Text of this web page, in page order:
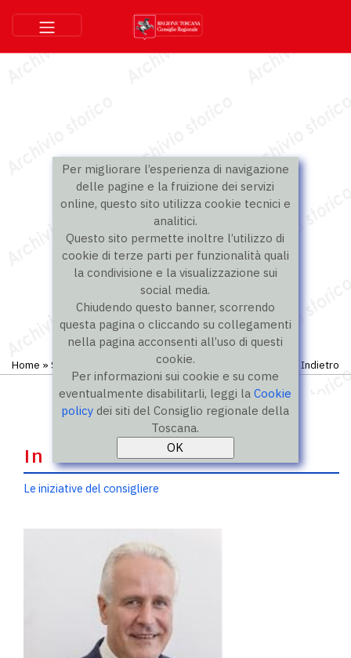
Per migliorare l’esperienza di navigazione
delle pagine e la fruizione dei servizi
online, questo sito utilizza cookie tecnici e
analitici.
Questo sito permette inoltre l’utilizzo di
cookie di terze parti per funzionalità quali
la condivisione e la visualizzazione sui
social media.
Chiudendo questo banner, scorrendo
questa pagina o cliccando su collegamenti
nella pagina acconsenti all’uso di questi
cookie.
Per informazioni sui cookie e su come
eventualmente disabilitarli, leggi laCookie
policy dei siti del Consiglio regionale della
Toscana.
Home » Storico IX legislatura»Consiglieri Indietro
In evidenza
Le iniziative del consigliere